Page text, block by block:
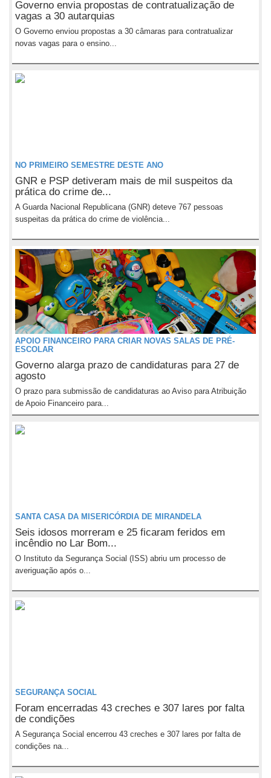
Governo envia propostas de contratualização de
vagas a 30 autarquias
O Governo enviou propostas a 30 câmaras para contratualizar
novas vagas para o ensino...
NO PRIMEIRO SEMESTRE DESTE ANO
GNR e PSP detiveram mais de mil suspeitos da
prática do crime de...
A Guarda Nacional Republicana (GNR) deteve 767 pessoas
suspeitas da prática do crime de violência...
APOIO FINANCEIRO PARA CRIAR NOVAS SALAS DE PRÉ-
ESCOLAR
Governo alarga prazo de candidaturas para 27 de
agosto
O prazo para submissão de candidaturas ao Aviso para Atribuição
de Apoio Financeiro para...
SANTA CASA DA MISERICÓRDIA DE MIRANDELA
Seis idosos morreram e 25 ficaram feridos em
incêndio no Lar Bom...
O Instituto da Segurança Social (ISS) abriu um processo de
averiguação após o...
SEGURANÇA SOCIAL
Foram encerradas 43 creches e 307 lares por falta
de condições
A Segurança Social encerrou 43 creches e 307 lares por falta de
condições na...